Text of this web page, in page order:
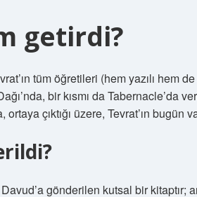
getirdi?
tüm öğretileri (hem yazılı hem
bir kısmı da Tabernacle’da
ortaya çıktığı üzere, Tevrat’ın bugün
gönderilen kutsal bir kitaptır;